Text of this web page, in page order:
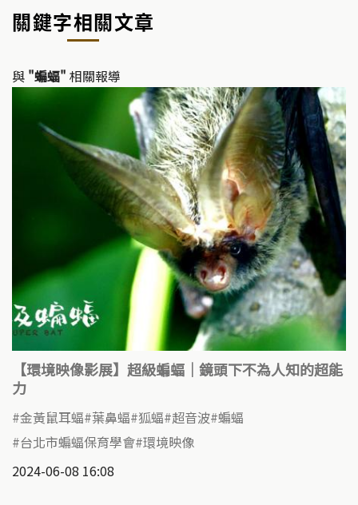
Li
k o
k
關鍵字相關文章
與 "蝙蝠" 相關報導
【環境映像影展】超級蝙蝠｜鏡頭下不為人知的超能
力
金黃鼠耳蝠 葉鼻蝠 狐蝠 超音波 蝙蝠
台北市蝙蝠保育學會 環境映像
2024-06-08 16:08